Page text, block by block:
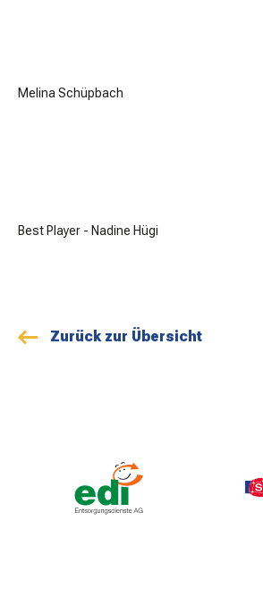
Melina Schüpbach
Best Player - Nadine Hügi
Zurück zur Übersicht